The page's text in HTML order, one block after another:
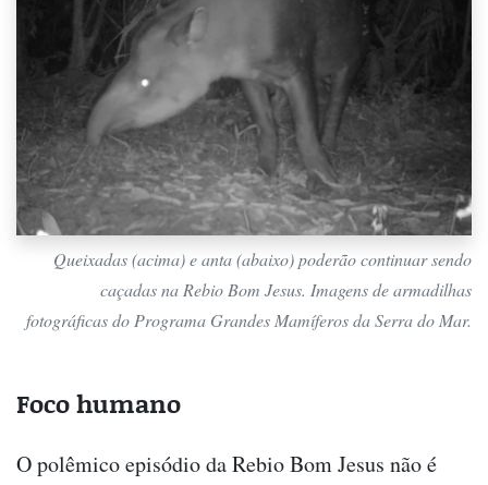
Queixadas (acima) e anta (abaixo) poderão continuar sendo
caçadas na Rebio Bom Jesus. Imagens de armadilhas
fotográficas do Programa Grandes Mamíferos da Serra do Mar.
Foco humano
O polêmico episódio da Rebio Bom Jesus não é